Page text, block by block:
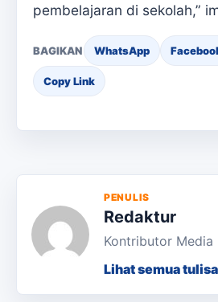
pembelajaran di sekolah,”
BAGIKAN WhatsApp
Copy Link
PENULIS
Redaktur
Kontributor Media
Lihat semua